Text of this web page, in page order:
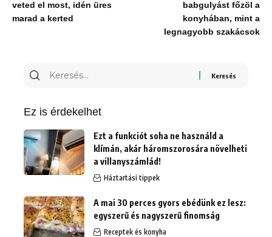
veted el most, idén üres
marad a kerted
babgulyást főzöl a
konyhában, mint a
legnagyobb szakácsok
Keresés
Ez is érdekelhet
Ezt a funkciót soha ne használd a
klímán, akár háromszorosára növelheti
a villanyszámlád!
Háztartási tippek
A mai 30 perces gyors ebédünk ez lesz:
egyszerű és nagyszerű finomság
Receptek és konyha